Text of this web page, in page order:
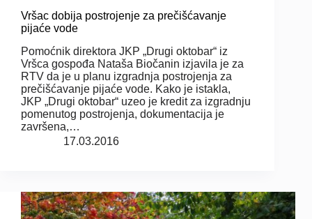
Vršac dobija postrojenje za prečišćavanje
pijaće vode
Pomoćnik direktora JKP „Drugi oktobar“ iz
Vršca gospođa Nataša Biočanin izjavila je za
RTV da je u planu izgradnja postrojenja za
prečišćavanje pijaće vode. Kako je istakla,
JKP „Drugi oktobar“ uzeo je kredit za izgradnju
pomenutog postrojenja, dokumentacija je
završena,…
17.03.2016